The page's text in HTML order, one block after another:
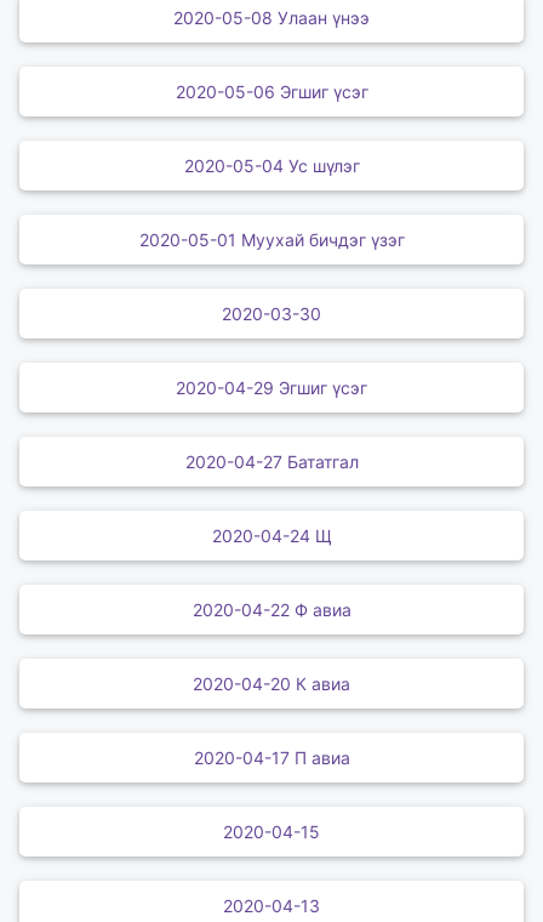
2020-05-08 Улаан үнээ
2020-05-06 Эгшиг үсэг
2020-05-04 Ус шүлэг
2020-05-01 Муухай бичдэг үзэг
2020-03-30
2020-04-29 Эгшиг үсэг
2020-04-27 Бататгал
2020-04-24 Щ
2020-04-22 Ф авиа
2020-04-20 К авиа
2020-04-17 П авиа
2020-04-15
2020-04-13